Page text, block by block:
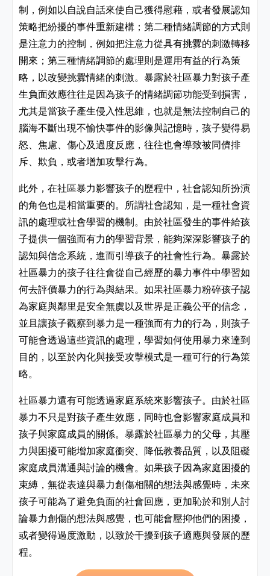
制，例如以自說自話來使自己獲得慰藉，或者發展認知
策略把紛擾的事件重新建構；第二種情緒調節的方式則
是注意力的控制，例如把注意力從具有挑釁的刺激轉移
開來；第三種情緒調節的處理則是運用有益的行為策
略，以改變挑釁情緒的刺激。暴露於社區暴力對孩子產
生負面效應往往是因為孩子的情緒調節功能受到損害，
尤其是當孩子產生侵入性思維，也就是無法控制自己的
腦海不斷出現不愉快事件的影像與記憶時，孩子變得易
怒、焦慮、傷心及過度反應，往往也會導致被同儕排
斥、欺負，或者增加攻擊行為。
此外，在社區暴力影響孩子的歷程中，社會認知所扮演
的角色也是相當重要的。所謂社會認知，是一種社會資
訊的處理或社會學習的機制。由於社區發生的事件給孩
子提供一個強而有力的學習背景，能夠深深影響孩子的
認知與信念系統，進而引導孩子的社會性行為。暴露於
社區暴力的孩子往往會從自己經歷的暴力事件中學習如
何去評價暴力的行為與結果。如果社區暴力粉碎孩子認
為家庭與鄰里是安全無虞以及世界是正義公平的信念，
並且讓孩子觀察到暴力是一種強而有力的行為，則孩子
可能會透過這些資訊的處理，學習如何使用暴力來達到
目的，以至於內化與接受攻擊模式是一種可行的行為策
略。
社區暴力還有可能透過家庭系統來影響孩子。由於社區
暴力不只是對孩子產生效應，同時也會影響家庭成員和
孩子與家庭成員的關係。暴露於社區暴力的父母，其壓
力與困擾可能增加家庭衝突、降低教養品質，以及阻礙
家庭成員溝通與討論的機會。如果孩子因為家庭困擾的
束縛，無從表達與暴力創傷相關的想法與感覺時，未來
孩子可能為了避免負面的社會回應，更加恥於和別人討
論暴力創傷的想法與感覺，也可能會壓抑他們的困擾，
或者變得過度激動，以致於干擾到孩子適應與發展的歷
程。